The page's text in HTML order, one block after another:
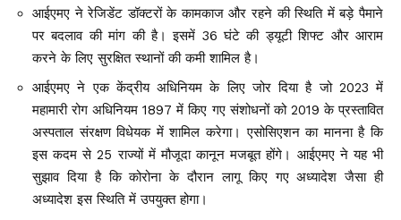
आईएमए ने रेजिडेंट डॉक्टरों के कामकाज और रहने की स्थिति में बड़े पैमाने
पर बदलाव की मांग की है। इसमें 36 घंटे की ड्यूटी शिफ्ट और आराम
करने के लिए सुरक्षित स्थानों की कमी शामिल है।
आईएमए ने एक केंद्रीय अधिनियम के लिए जोर दिया है जो 2023 में
महामारी रोग अधिनियम 1897 में किए गए संशोधनों को 2019 के प्रस्तावित
अस्पताल संरक्षण विधेयक में शामिल करेगा। एसोसिएशन का मानना ​​है कि
इस कदम से 25 राज्यों में मौजूदा कानून मजबूत होंगे। आईएमए ने यह भी
सुझाव दिया है कि कोरोना के दौरान लागू किए गए अध्यादेश जैसा ही
अध्यादेश इस स्थिति में उपयुक्त होगा।